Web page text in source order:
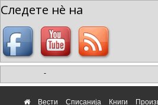
Следете нè на
-
Вести Списанија Книги